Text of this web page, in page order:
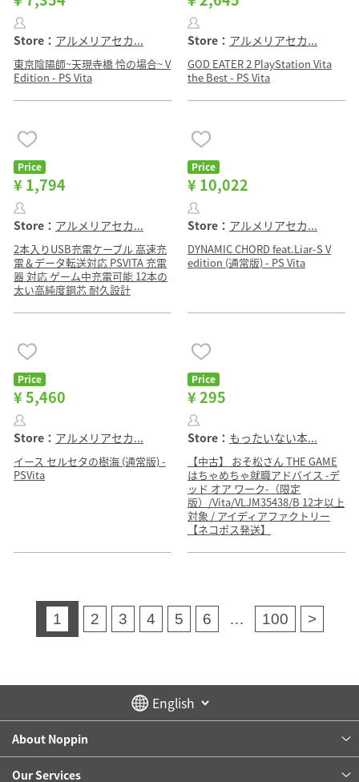
Store： アルメリアセカ...
東京陰陽師~天現寺橋 怜の場合~ V
Edition - PS Vita
Store： アルメリアセカ...
GOD EATER 2 PlayStation Vita
the Best - PS Vita
Price
¥ 1,794
Store： アルメリアセカ...
2本入りUSB充電ケーブル 高速充
電＆データ転送対応 PSVITA 充電
器 対応 ゲーム中充電可能 12本の
太い高純度銅芯 耐久設計
Price
¥ 10,022
Store： アルメリアセカ...
DYNAMIC CHORD feat.Liar-S V
edition (通常版) - PS Vita
Price
¥ 5,460
Store： アルメリアセカ...
イース セルセタの樹海 (通常版) -
PSVita
Price
¥ 295
Store： もったいない本...
【中古】 おそ松さん THE GAME
はちゃめちゃ就職アドバイス -デ
ッド オア ワーク-（限定
版）/Vita/VLJM35438/B 12才以上
対象 / アイディアファクトリー
【ネコポス発送】
1 2 3 4 5 6 … 100 >
About Noppin
Our Services